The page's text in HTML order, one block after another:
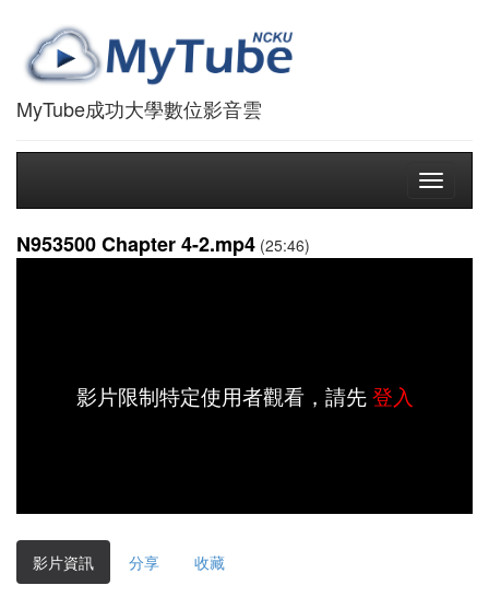
MyTube成功大學數位影音雲
Toggle
N953500 Chapter 4-2.mp4 (25:46)
影片限制特定使用者觀看，請先登入
影片資訊 分享 收藏